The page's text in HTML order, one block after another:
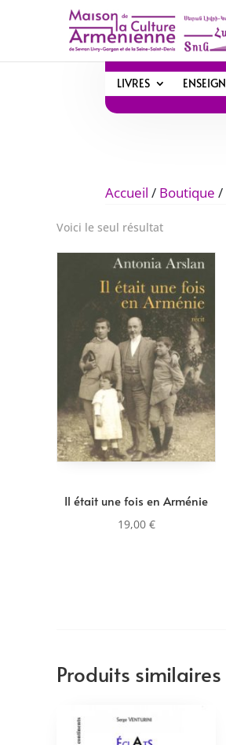
LIVRES
Accueil / Boutique /
Voici le seul résultat
Il était une fois en Arménie
19,00 €
Produits similaires